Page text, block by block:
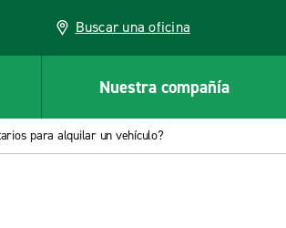
Buscar una oficina
Nuestra compañía
para alquilar un vehículo?